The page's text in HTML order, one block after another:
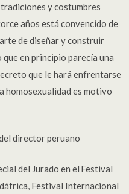
y costumbres
años está convencido de
de diseñar y construir
en principio parecía una
que le hará enfrentarse
homosexualidad es motivo
director peruano
del Jurado en el Festival
Festival Internacional